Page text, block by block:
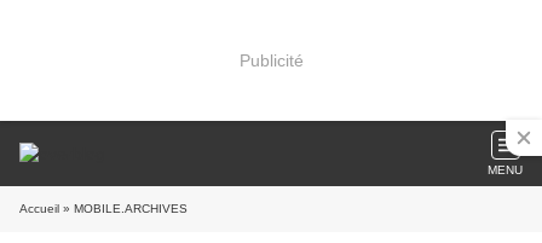
Publicité
MENU
Accueil » MOBILE.ARCHIVES